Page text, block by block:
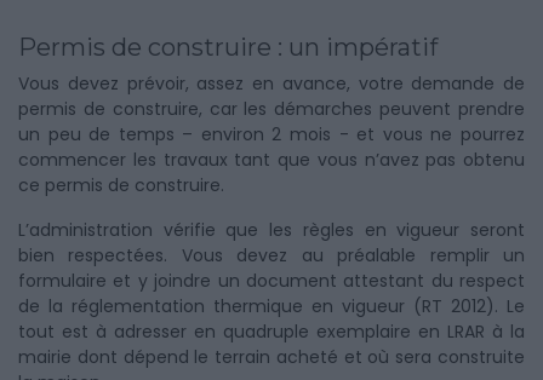
Permis de construire : un impératif
Vous devez prévoir, assez en avance, votre demande de
permis de construire, car les démarches peuvent prendre
un peu de temps – environ 2 mois - et vous ne pourrez
commencer les travaux tant que vous n’avez pas obtenu
ce permis de construire.
L’administration vérifie que les règles en vigueur seront
bien respectées. Vous devez au préalable remplir un
formulaire et y joindre un document attestant du respect
de la réglementation thermique en vigueur (RT 2012). Le
tout est à adresser en quadruple exemplaire en LRAR à la
mairie dont dépend le terrain acheté et où sera construite